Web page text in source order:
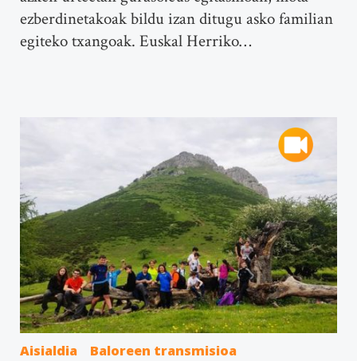
ezberdinetakoak bildu izan ditugu asko familian
egiteko txangoak. Euskal Herriko…
Aisialdia
Baloreen transmisioa